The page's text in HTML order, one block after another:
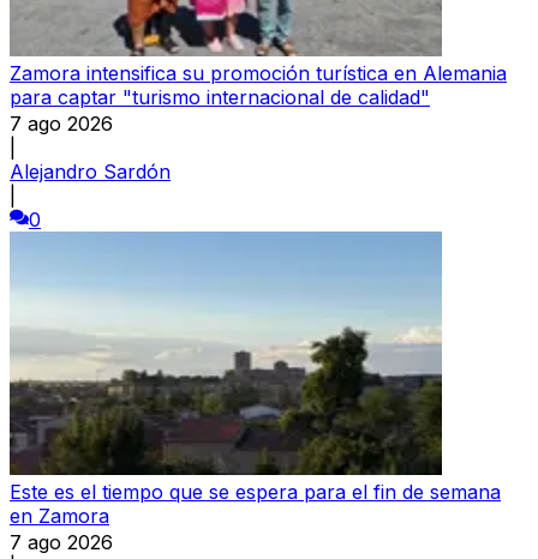
Zamora intensifica su promoción turística en Alemania
para captar "turismo internacional de calidad"
7 ago 2026
Alejandro Sardón
0
Este es el tiempo que se espera para el fin de semana
en Zamora
7 ago 2026